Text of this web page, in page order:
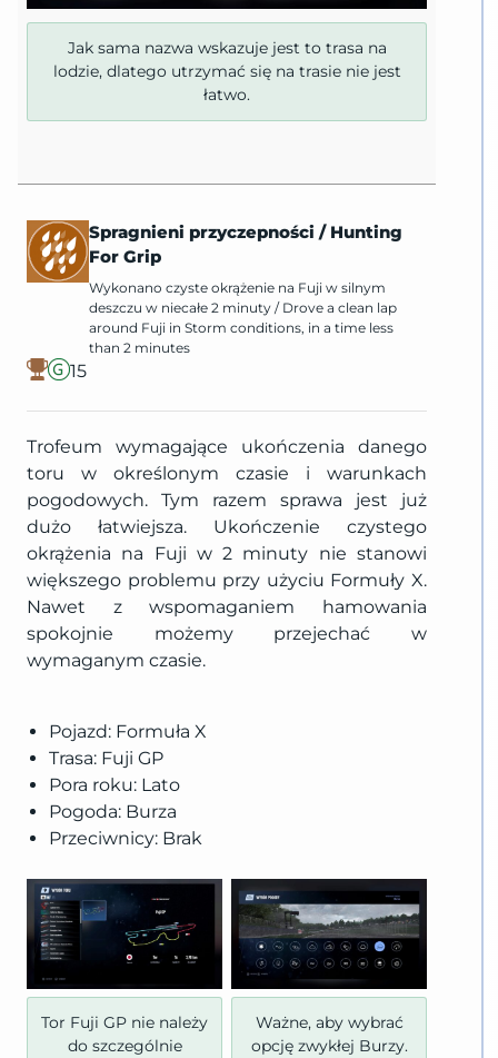
Jak sama nazwa wskazuje jest to trasa na
lodzie, dlatego utrzymać się na trasie nie jest
łatwo.
15
Spragnieni przyczepności / Hunting
For Grip
Wykonano czyste okrążenie na Fuji w silnym
deszczu w niecałe 2 minuty / Drove a clean lap
around Fuji in Storm conditions, in a time less
than 2 minutes
Trofeum wymagające ukończenia danego
toru w określonym czasie i warunkach
pogodowych. Tym razem sprawa jest już
dużo łatwiejsza. Ukończenie czystego
okrążenia na Fuji w 2 minuty nie stanowi
większego problemu przy użyciu Formuły X.
Nawet z wspomaganiem hamowania
spokojnie możemy przejechać w
wymaganym czasie.
Pojazd: Formuła X
Trasa: Fuji GP
Pora roku: Lato
Pogoda: Burza
Przeciwnicy: Brak
Tor Fuji GP nie należy
do szczególnie
Ważne, aby wybrać
opcję zwykłej Burzy.